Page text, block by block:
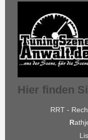
Hier finden
RRT -
R